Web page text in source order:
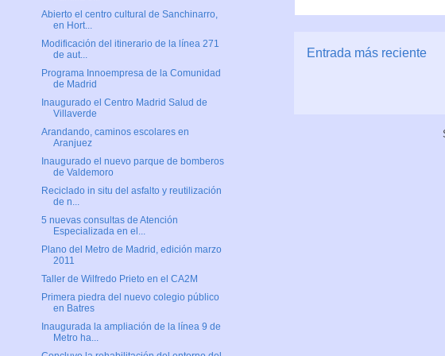
Entrada más reciente
Abierto el centro cultural de Sanchinarro,
en Hort...
Modificación del itinerario de la línea 271
de aut...
Programa Innoempresa de la Comunidad
de Madrid
Inaugurado el Centro Madrid Salud de
Villaverde
Arandando, caminos escolares en
Aranjuez
Inaugurado el nuevo parque de bomberos
de Valdemoro
Reciclado in situ del asfalto y reutilización
de n...
5 nuevas consultas de Atención
Especializada en el...
Plano del Metro de Madrid, edición marzo
2011
Taller de Wilfredo Prieto en el CA2M
Primera piedra del nuevo colegio público
en Batres
Inaugurada la ampliación de la línea 9 de
Metro ha...